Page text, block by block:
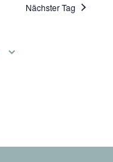
Nächster Tag